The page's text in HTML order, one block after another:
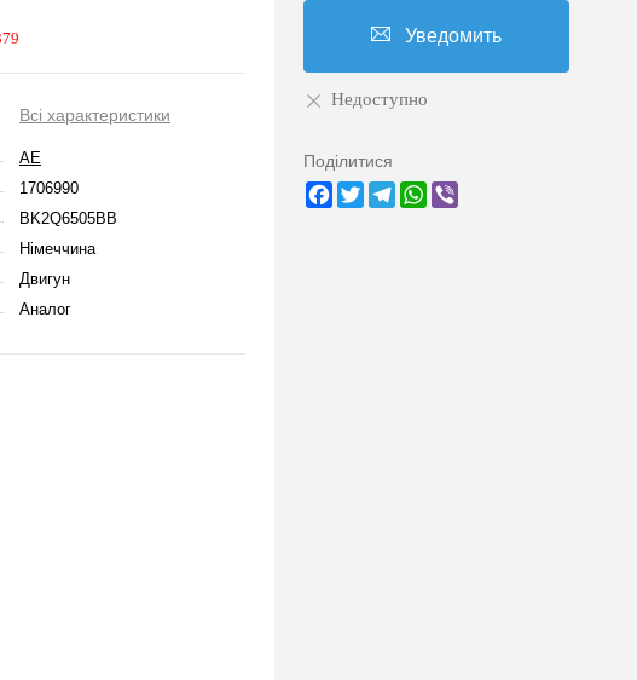
Всі характеристики
AE
1706990
BK2Q6505BB
Німеччина
Двигун
Аналог
Уведомить
Недоступно
Поділитися
Facebook
TwitterTelegramWhatsApp